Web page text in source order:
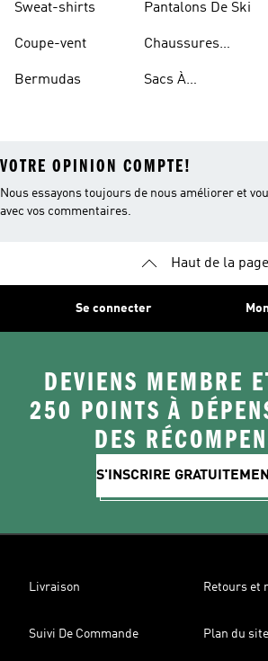
Sweat-shirts
Coupe-vent
Bermudas
Pantalons De Ski
Chaussures
Sacs À
VOTRE OPINION COMPTE!
Nous essayons toujours de nous améliorer et
avec vos commentaires.
Haut de la page
Se connecter
DEVIENS MEMBRE
250 POINTS À
DES
S'INSCRIRE
Livraison Retours et
Suivi De Commande Plan du site